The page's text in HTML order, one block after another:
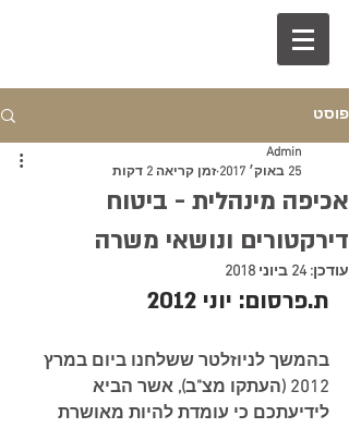
פוסט
אכיפה מינהלית - ביטוח
דירקטורים ונושאי משרה
Admin
25 באוק׳ 2017
זמן קריאה 2 דקות
עודכן:24 ביוני 2018
ת.פרסום: יוני 2012
בהמשך לניוזלטר ששלחנו ביום במרץ
2012 (העתקו מצ"ב), אשר הביא
לידיעתכם כי עומדת להיות מאושרת